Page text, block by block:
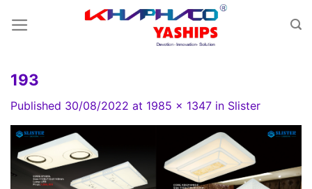
193
Published 30/08/2022 at 1985 × 1347 in Slister